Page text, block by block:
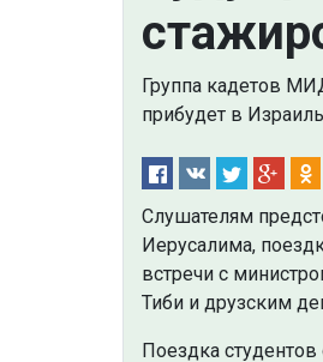
Группа кадетов
прибудет в
Слушателям
Иерусалима,
встречи с
Тиби и друзским
Поездка студентов